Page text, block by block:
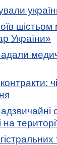
України»
надали
на